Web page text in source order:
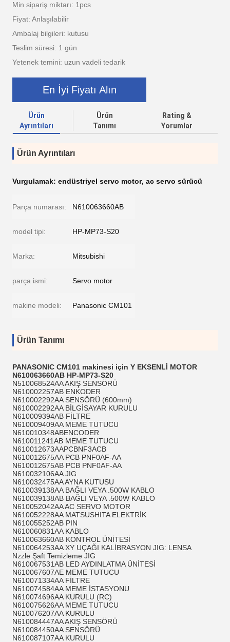
Min sipariş miktarı: 1pcs
Fiyat: Anlaşılabilir
Ambalaj bilgileri: kutusu
Teslim süresi: 1 gün
Yetenek temini: uzun vadeli tedarik
En İyi Fiyatı Alın
Ürün
Ayrıntıları
Ürün
Tanımı
Rating &
Yorumlar
Ürün Ayrıntıları
Vurgulamak: endüstriyel servo motor, ac servo sürücü
Parça numarası: N610063660AB
model tipi: HP-MP73-S20
Marka: Mitsubishi
parça ismi: Servo motor
makine modeli: Panasonic CM101
Ürün Tanımı
PANASONIC CM101 makinesi için Y EKSENLİ MOTOR
N610063660AB HP-MP73-S20
N510068524AA AKIŞ SENSÖRÜ
N610002257AB ENKODER
N610002292AA SENSÖRÜ (600mm)
N610002292AA BİLGİSAYAR KURULU
N610009394AB FİLTRE
N610009409AA MEME TUTUCU
N610010348ABENCODER
N610011241AB MEME TUTUCU
N610012673AAPCBNF3ACB
N610012675AA PCB PNF0AF-AA
N610012675AB PCB PNF0AF-AA
N610032106AA JIG
N610032475AA AYNA KUTUSU
N610039138AA BAĞLI VEYA .500W KABLO
N610039138AB BAĞLI VEYA .500W KABLO
N610052042AA AC SERVO MOTOR
N610052228AA MATSUSHITA ELEKTRİK
N610055252AB PIN
N610060831AA KABLO
N610063660AB KONTROL ÜNİTESİ
N610064253AA XY UÇAĞI KALİBRASYON JIG: LENSA
Nzzle Şaft Temizleme JIG
N610067531AB LED AYDINLATMA ÜNİTESİ
N610067607AE MEME TUTUCU
N610071334AA FİLTRE
N610074584AA MEME İSTASYONU
N610074696AA KURULU (RC)
N610075626AA MEME TUTUCU
N610076207AA KURULU
N610084447AA AKIŞ SENSÖRÜ
N610084450AA SENSÖRÜ
N610087107AA KURULU